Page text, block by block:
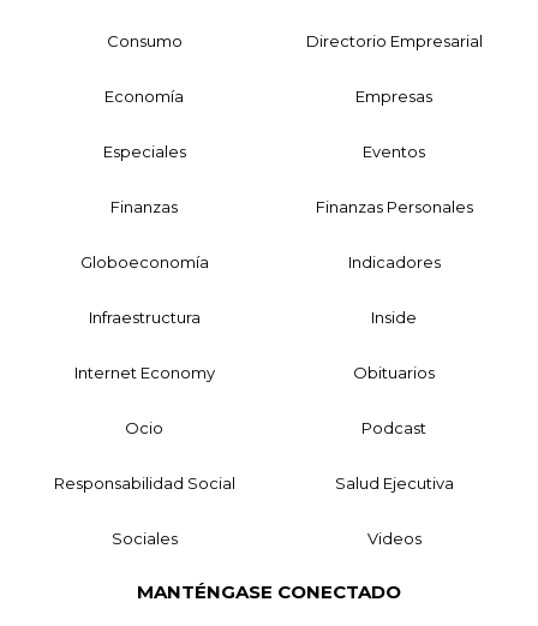
Consumo Directorio Empresarial
Economía Empresas
Especiales Eventos
Finanzas Finanzas Personales
Globoeconomía Indicadores
Infraestructura Inside
Internet Economy Obituarios
Ocio Podcast
Responsabilidad Social Salud Ejecutiva
Sociales Videos
MANTÉNGASE CONECTADO